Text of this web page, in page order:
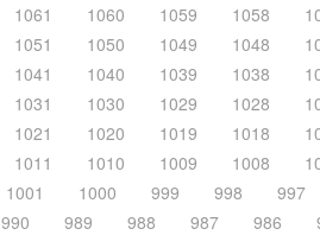
1061 1060 1059 1058
1051 1050 1049 1048
1041 1040 1039 1038
1031 1030 1029 1028
1021 1020 1019 1018
1011 1010 1009 1008
1001 1000 999 998 997
990 989 988 987 986